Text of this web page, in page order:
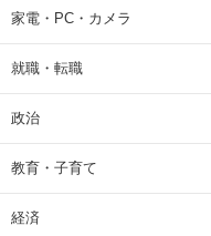
家電・PC・カメラ
就職・転職
政治
教育・子育て
経済